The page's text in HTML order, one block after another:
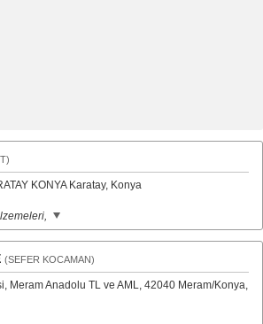
KONYA Karatay, Konya
(SEFER KOCAMAN)
Meram Anadolu TL ve AML, 42040 Meram/Konya,